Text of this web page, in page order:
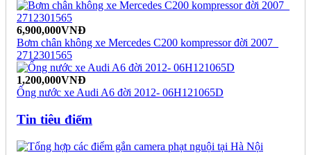
6,900,000VNĐ
Bơm chân không xe Mercedes C200 kompressor đời 2007_
2712301565
1,200,000VNĐ
Ống nước xe Audi A6 đời 2012- 06H121065D
Tin tiêu điểm